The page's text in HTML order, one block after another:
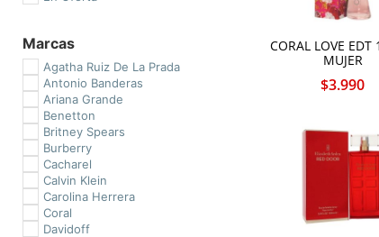
Marcas
Agatha Ruiz De La Prada
Antonio Banderas
Ariana Grande
Benetton
Britney Spears
Burberry
Cacharel
Calvin Klein
Carolina Herrera
Coral
Davidoff
CORAL LOVE EDT
MUJER
$3.990